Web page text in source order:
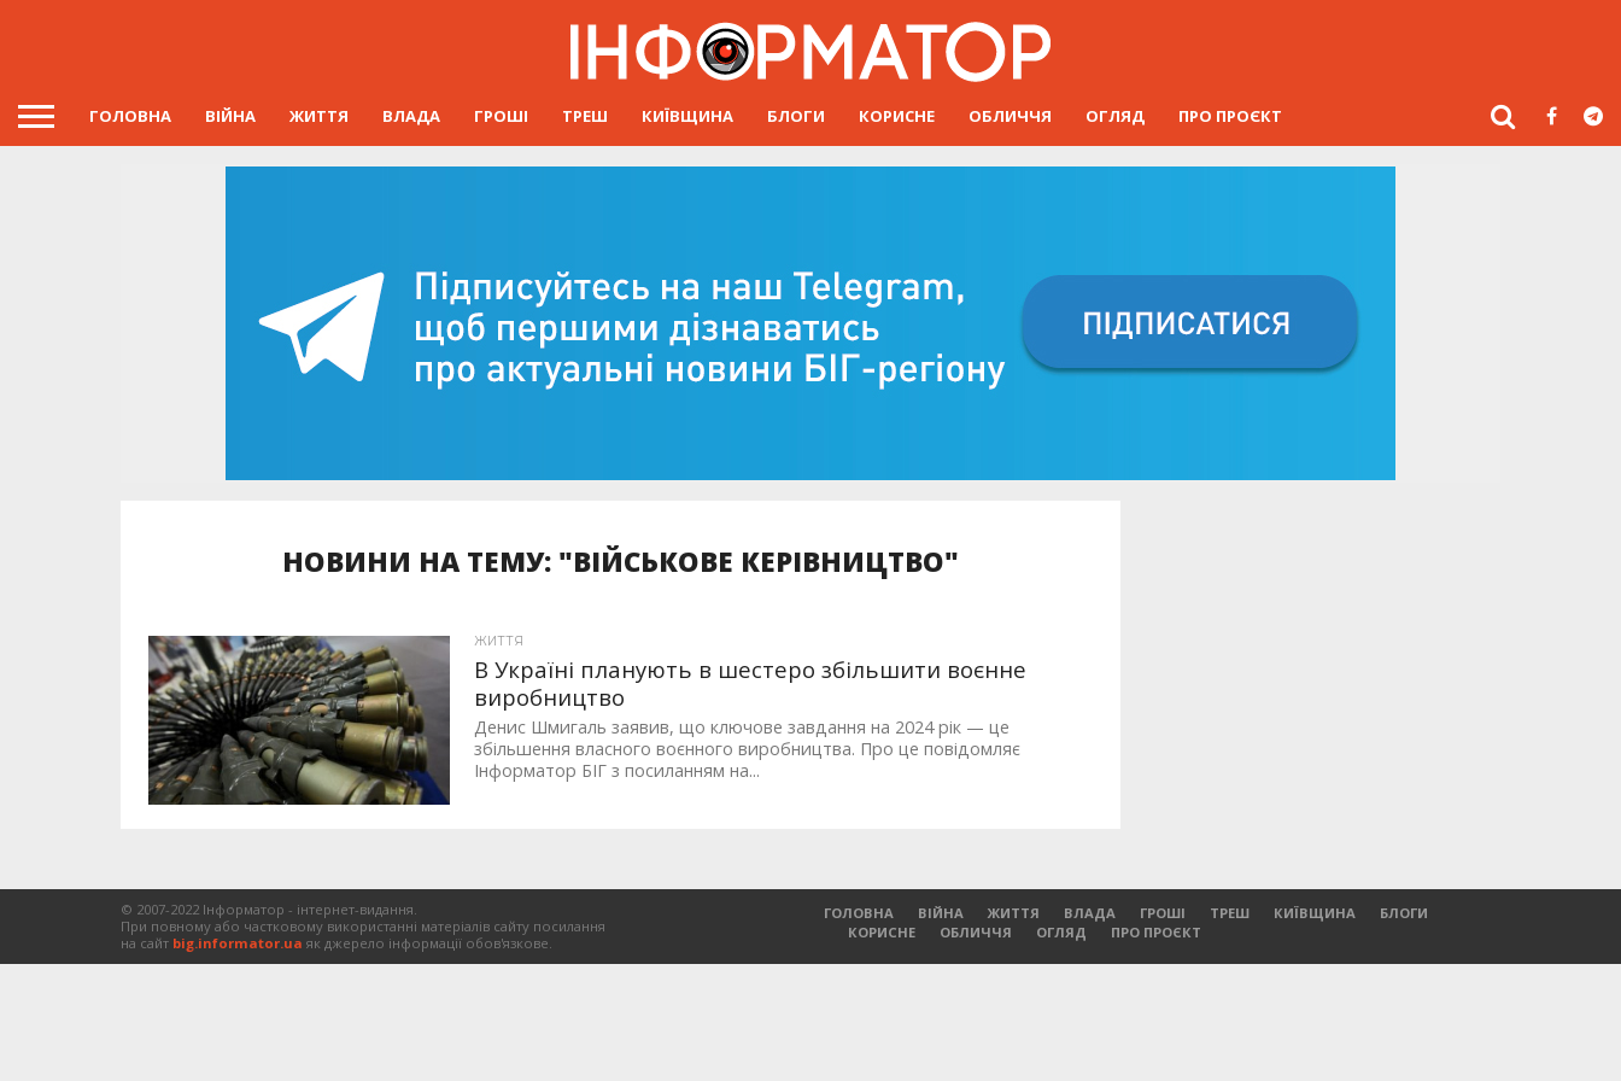
ГОЛОВНА ВІЙНА ЖИТТЯ ВЛАДА ГРОШІ ТРЕШ КИЇВЩИНА БЛОГИ КОРИСНЕ ОБЛИЧЧЯ ОГЛЯД ПРО ПРОЄКТ
НОВИНИ НА ТЕМУ: "ВІЙСЬКОВЕ КЕРІВНИЦТВО"
ЖИТТЯ
В Україні планують в шестеро збільшити воєнне
виробництво
Денис Шмигаль заявив, що ключове завдання на 2024 рік — це
збільшення власного воєнного виробництва. Про це повідомляє
Інформатор БІГ з посиланням на...
ГОЛОВНА ВІЙНА ЖИТТЯ ВЛАДА ГРОШІ ТРЕШ КИЇВЩИНА
БЛОГИ
КОРИСНЕ
ОБЛИЧЧЯ ОГЛЯД ПРО ПРОЄКТ
© 2007-2022 Інформатор - інтернет-видання.
При повному або частковому використанні матеріалів сайту посилання
на сайт big.informator.ua як джерело інформації обов'язкове.